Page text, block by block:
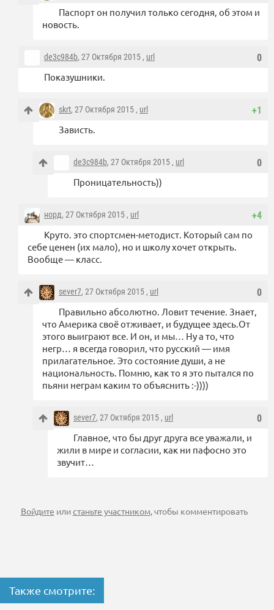
Паспорт он получил только сегодня, об этом и
новость.
0
de3c984b, 27 Октября 2015 , url
Показушники.
+1
skrt, 27 Октября 2015 , url
Зависть.
0
de3c984b, 27 Октября 2015 , url
Проницательность))
+4
норд, 27 Октября 2015 , url
Круто. это спортсмен-методист. Который сам по
себе ценен (их мало), но и школу хочет открыть.
Вообще — класс.
0
sever7, 27 Октября 2015 , url
Правильно абсолютно. Ловит течение. Знает,
что Америка своё отживает, и будущее здесь.От
этого выиграют все. И он, и мы… Ну а то, что
негр… я всегда говорил, что русский — имя
прилагательное. Это состояние души, а не
национальность. Помню, как то я это пытался по
пьяни неграм каким то объяснить :-))))
0
sever7, 27 Октября 2015 , url
Главное, что бы друг друга все уважали, и
жили в мире и согласии, как ни пафосно это
звучит…
Войдите илистаньте участником, чтобы комментировать
Также смотрите: